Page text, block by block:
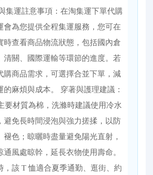
集運註意事項：在淘集運下單代購
會為您提供全程集運服務，您可在
時查看商品物流狀態，包括國內倉
清關、國際運輸等環節的進度。若
購商品需求，可選擇合並下單，減
的麻煩與成本。 穿著與護理建議：
要材質為棉，洗滌時建議使用冷水
避免長時間浸泡與強力搓揉，以防
褪色；晾曬時盡量避免陽光直射，
通風處晾幹，延長衣物使用壽命。
，該 T 恤適合夏季通勤、逛街、約